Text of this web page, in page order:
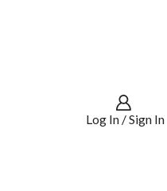
Log In / Sign In